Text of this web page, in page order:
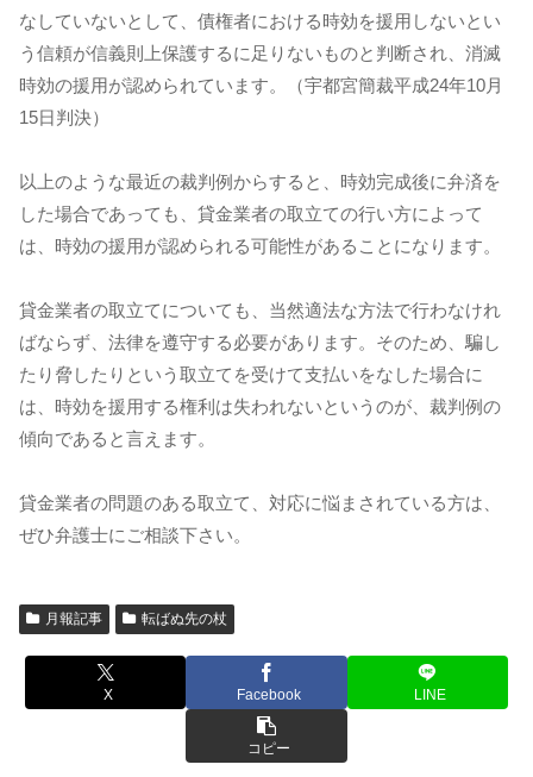
なしていないとして、債権者における時効を援用しないとい
う信頼が信義則上保護するに足りないものと判断され、消滅
時効の援用が認められています。（宇都宮簡裁平成24年10月
15日判決）
以上のような最近の裁判例からすると、時効完成後に弁済を
した場合であっても、貸金業者の取立ての行い方によって
は、時効の援用が認められる可能性があることになります。
貸金業者の取立てについても、当然適法な方法で行わなけれ
ばならず、法律を遵守する必要があります。そのため、騙し
たり脅したりという取立てを受けて支払いをなした場合に
は、時効を援用する権利は失われないというのが、裁判例の
傾向であると言えます。
貸金業者の問題のある取立て、対応に悩まされている方は、
ぜひ弁護士にご相談下さい。
月報記事 転ばぬ先の杖
X Facebook LINE
コピー